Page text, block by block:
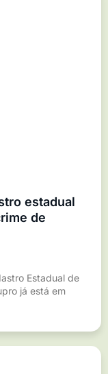
estadual
de
Estadual de
já está em